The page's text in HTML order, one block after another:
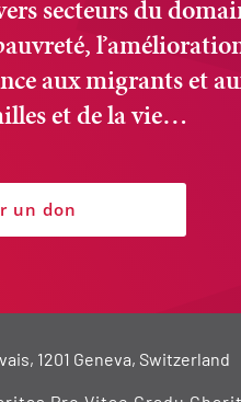
secteurs du
aux migrants et
et de la vie…
un don
1201 Geneva, Switzerland